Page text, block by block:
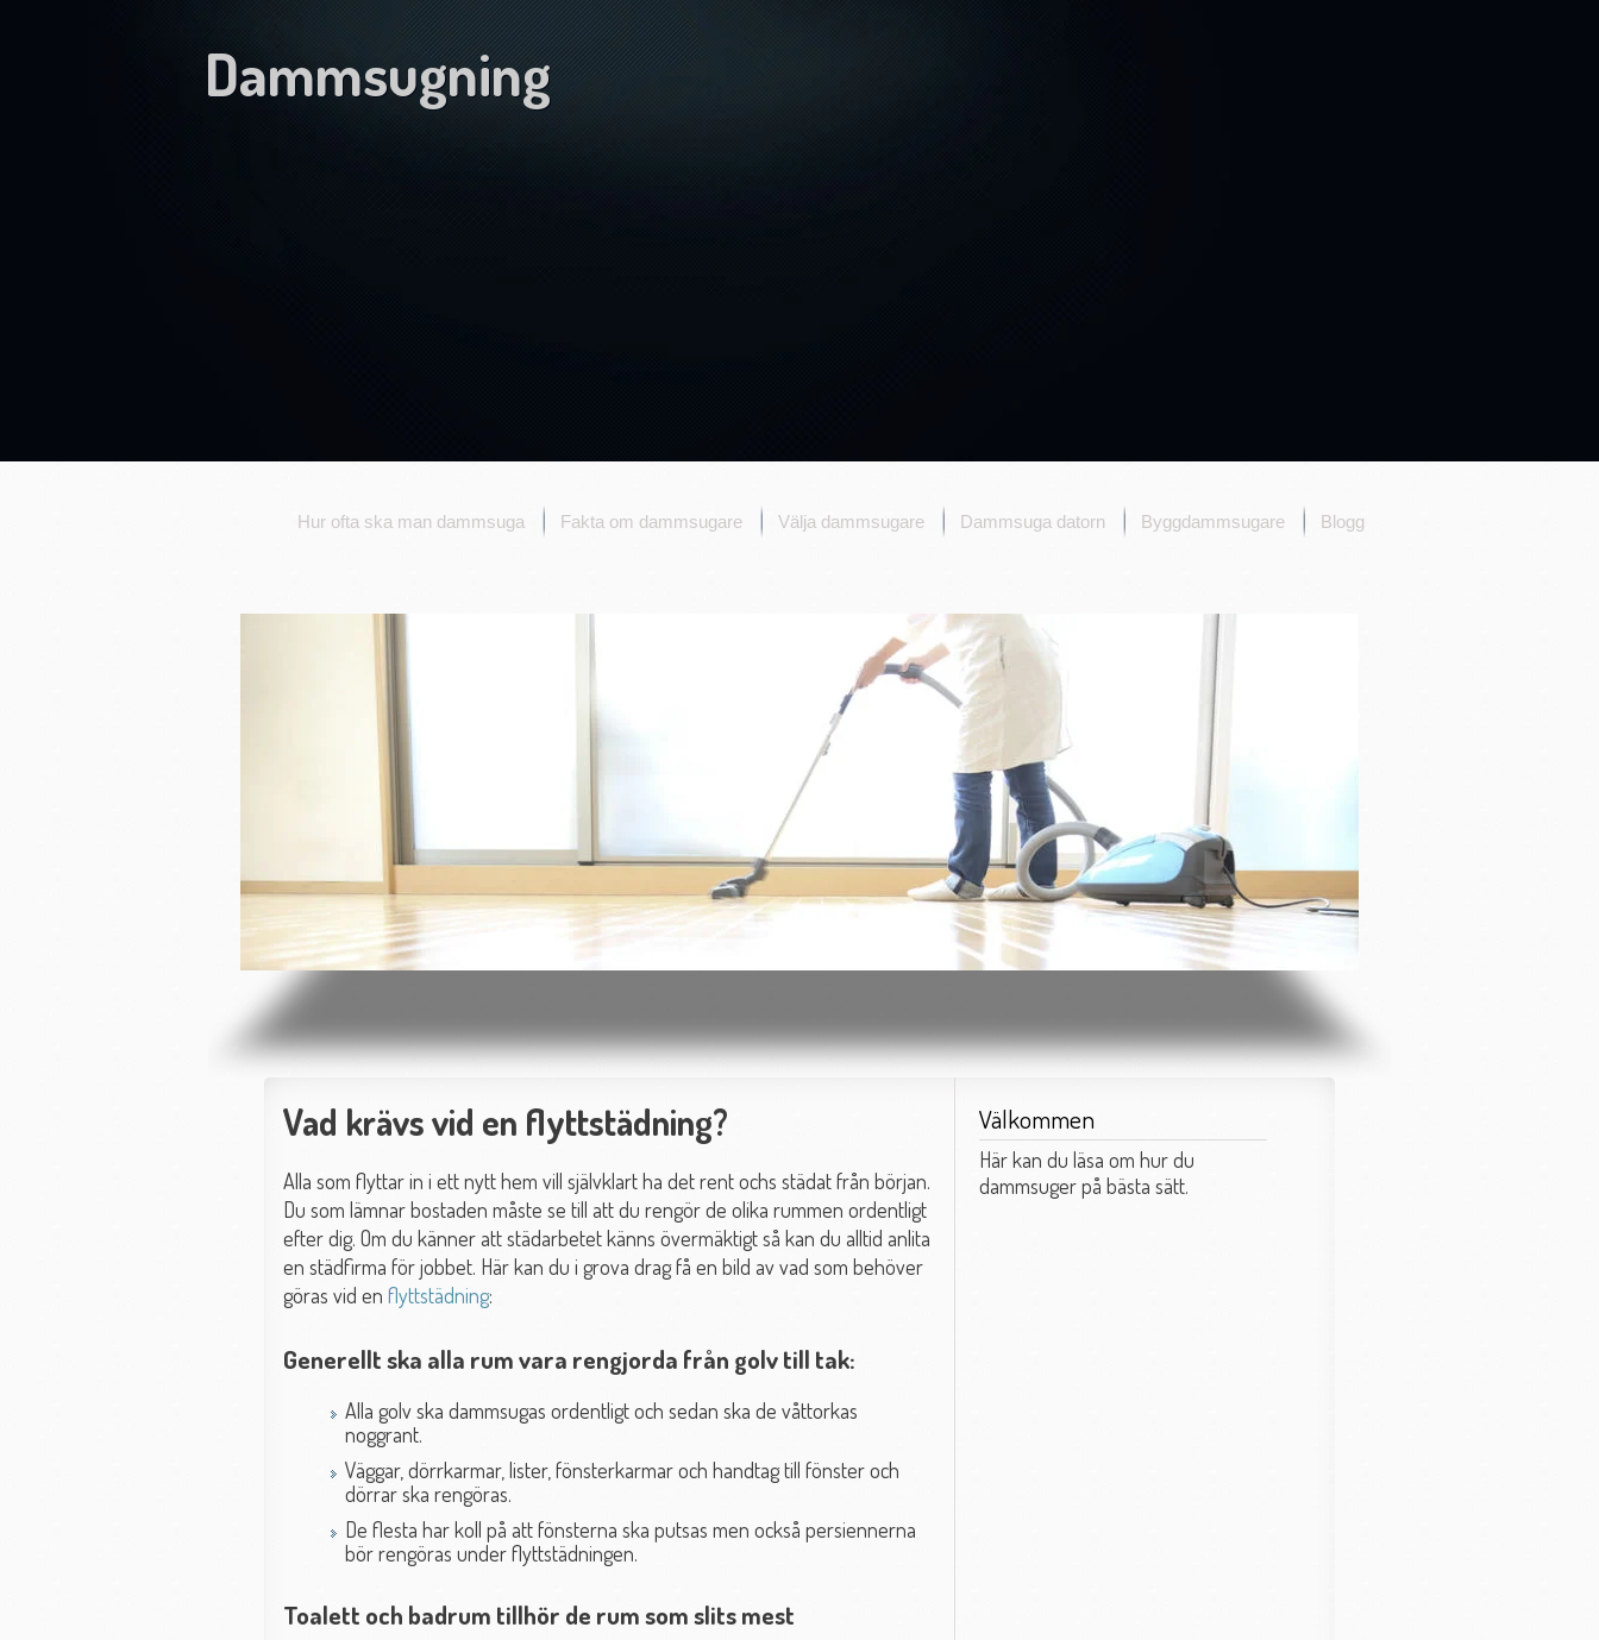
Dammsugning
Hur ofta ska man dammsuga Fakta om dammsugare Välja dammsugare Dammsuga datorn Byggdammsugare Blogg
Vad krävs vid en flyttstädning?
Alla som flyttar in i ett nytt hem vill självklart ha det rent ochs städat från början.
Du som lämnar bostaden måste se till att du rengör de olika rummen ordentligt
efter dig. Om du känner att städarbetet känns övermäktigt så kan du alltid anlita
en städfirma för jobbet. Här kan du i grova drag få en bild av vad som behöver
göras vid en flyttstädning:
Generellt ska alla rum vara rengjorda från golv till tak:
Alla golv ska dammsugas ordentligt och sedan ska de våttorkas
noggrant.
Väggar, dörrkarmar, lister, fönsterkarmar och handtag till fönster och
dörrar ska rengöras.
De flesta har koll på att fönsterna ska putsas men också persiennerna
bör rengöras under flyttstädningen.
Toalett och badrum tillhör de rum som slits mest
Välkommen
Här kan du läsa om hur du
dammsuger på bästa sätt.